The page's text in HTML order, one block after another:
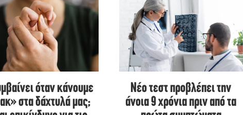
όταν κάνουμε
στα δάχτυλά μας;
Νέο τεστ προβλέπει την
άνοια 9 χρόνια πριν από τα